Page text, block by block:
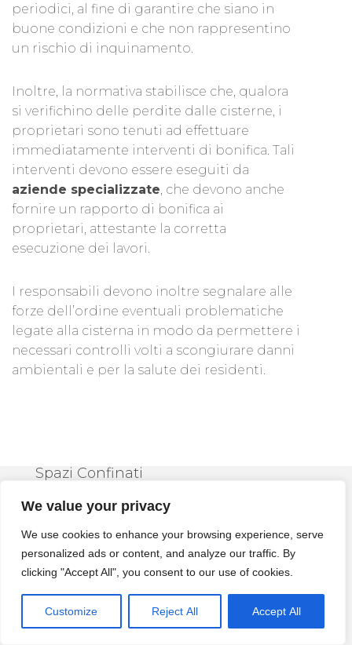
We value your privacy
We use cookies to enhance your browsing experience, serve
personalized ads or content, and analyze our traffic. By
clicking "Accept All", you consent to our use of cookies.
Customize Reject All Accept All
periodici, al fine di garantire che siano in
buone condizioni e che non rappresentino
un rischio di inquinamento.
Inoltre, la normativa stabilisce che, qualora
si verifichino delle perdite dalle cisterne, i
proprietari sono tenuti ad effettuare
immediatamente interventi di bonifica. Tali
interventi devono essere eseguiti da
aziende specializzate, che devono anche
fornire un rapporto di bonifica ai
proprietari, attestante la corretta
esecuzione dei lavori.
I responsabili devono inoltre segnalare alle
forze dell’ordine eventuali problematiche
legate alla cisterna in modo da permettere i
necessari controlli volti a scongiurare danni
ambientali e per la salute dei residenti.
Spazi Confinati
Fasi Per La
Bonifica Delle
Cisterne